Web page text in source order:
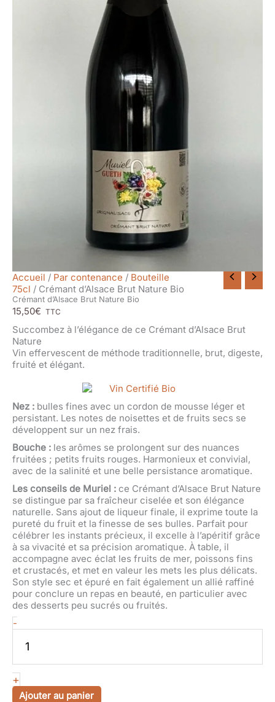
Accueil / Par contenance / Bouteille
75cl / Crémant d’Alsace Brut Nature Bio
Crémant d’Alsace Brut Nature Bio
15,50€ TTC
Succombez à l’élégance de ce Crémant d’Alsace Brut
Nature
Vin effervescent de méthode traditionnelle, brut, digeste,
fruité et élégant.
Nez : bulles fines avec un cordon de mousse léger et
persistant. Les notes de noisettes et de fruits secs se
développent sur un nez frais.
Bouche : les arômes se prolongent sur des nuances
fruitées ; petits fruits rouges. Harmonieux et convivial,
avec de la salinité et une belle persistance aromatique.
Les conseils de Muriel : ce Crémant d’Alsace Brut Nature
se distingue par sa fraîcheur ciselée et son élégance
naturelle. Sans ajout de liqueur finale, il exprime toute la
pureté du fruit et la finesse de ses bulles. Parfait pour
célébrer les instants précieux, il excelle à l’apéritif grâce
à sa vivacité et sa précision aromatique. À table, il
accompagne avec éclat les fruits de mer, poissons fins
et crustacés, et met en valeur les mets les plus délicats.
Son style sec et épuré en fait également un allié raffiné
pour conclure un repas en beauté, en particulier avec
des desserts peu sucrés ou fruités.
-
Crémant
Nature
Bio
+
Ajouter au panier